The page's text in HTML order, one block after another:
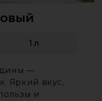
1 л
—
Яркий вкус,
и